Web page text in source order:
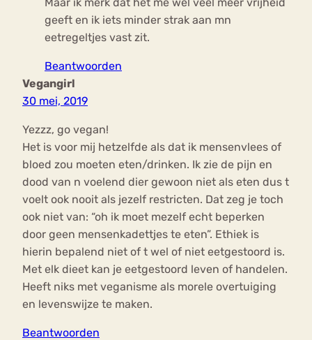
geeft en ik iets minder strak aan mn
eetregeltjes vast zit.
Beantwoorden
Vegangirl
30 mei, 2019
Yezzz, go vegan!
Het is voor mij hetzelfde als dat ik mensenvlees of
bloed zou moeten eten/drinken. Ik zie de pijn en
dood van n voelend dier gewoon niet als eten dus t
voelt ook nooit als jezelf restricten. Dat zeg je toch
ook niet van: “oh ik moet mezelf echt beperken
door geen mensenkadettjes te eten”. Ethiek is
hierin bepalend niet of t wel of niet eetgestoord is.
Met elk dieet kan je eetgestoord leven of handelen.
Heeft niks met veganisme als morele overtuiging
en levenswijze te maken.
Beantwoorden